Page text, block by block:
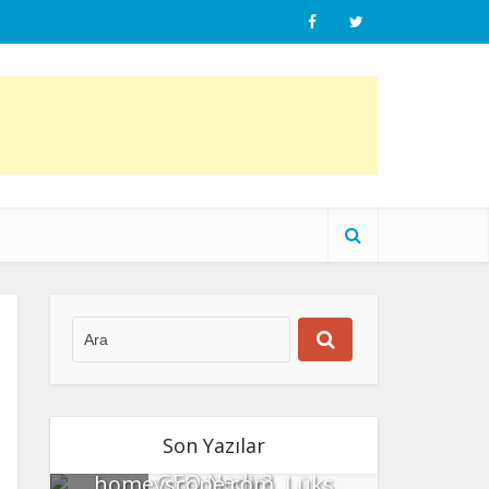
Son Yazılar
GEO Nedir?